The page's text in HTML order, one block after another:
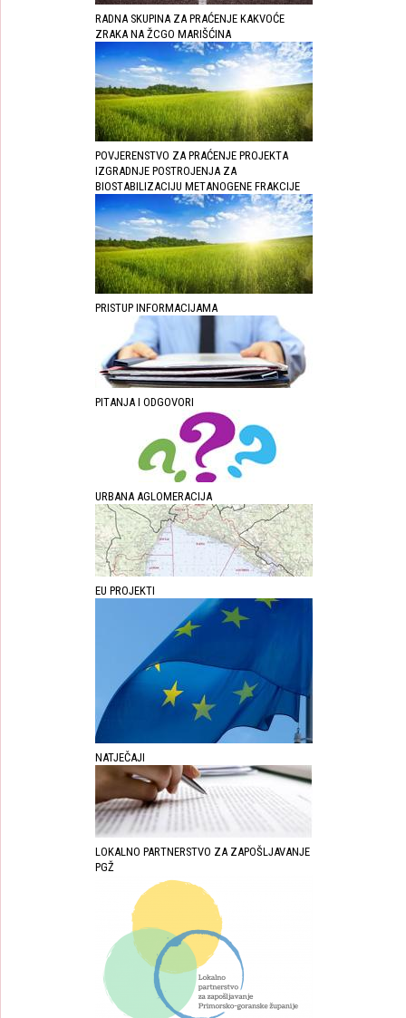
RADNA SKUPINA ZA PRAĆENJE KAKVOĆE
ZRAKA NA ŽCGO MARIŠĆINA
POVJERENSTVO ZA PRAĆENJE PROJEKTA
IZGRADNJE POSTROJENJA ZA
BIOSTABILIZACIJU METANOGENE FRAKCIJE
PRISTUP INFORMACIJAMA
PITANJA I ODGOVORI
URBANA AGLOMERACIJA
EU PROJEKTI
NATJEČAJI
LOKALNO PARTNERSTVO ZA ZAPOŠLJAVANJE
PGŽ